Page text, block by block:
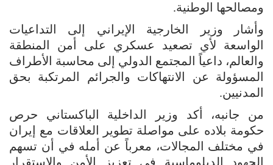
ومصالحها الوطنية.
وأشار وزير الخارجية الإيراني إلى التداعيات
الواسعة لأي تصعيد عسكري على أمن المنطقة
والعالم، داعياً المجتمع الدولي إلى محاسبة الأطراف
المسؤولة عن الانتهاكات والجرائم المرتكبة بحق
المدنيين.
من جانبه، أكد وزير الداخلية الباكستاني حرص
حكومة بلاده على مواصلة تطوير العلاقات مع إيران
في مختلف المجالات، معرباً عن أمله في أن تسهم
الجهود الدبلوماسية في تعزيز الأمن والاستقرار